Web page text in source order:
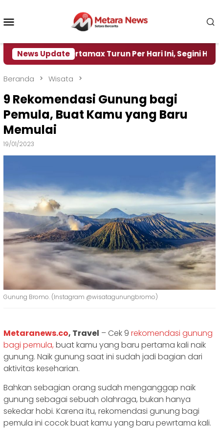
konten
News Update
Pertamax Turun Per Hari Ini, Segini Harganya
Beranda Wisata
9 Rekomendasi Gunung bagi
Pemula, Buat Kamu yang Baru
Memulai
19/01/2023
Gunung Bromo. (Instagram @wisatagunungbromo)
Metaranews.co, Travel – Cek 9 rekomendasi gunung
bagi pemula, buat kamu yang baru pertama kali naik
gunung. Naik gunung saat ini sudah jadi bagian dari
aktivitas keseharian.
Bahkan sebagian orang sudah menganggap naik
gunung sebagai sebuah olahraga, bukan hanya
sekedar hobi. Karena itu, rekomendasi gunung bagi
pemula ini cocok buat kamu yang baru pewrtama kali.